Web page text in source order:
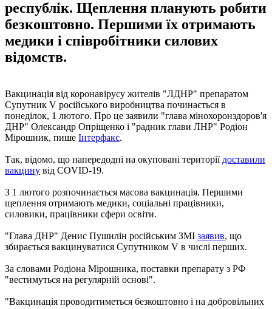
республік. Щеплення планують робити
безкоштовно. Першими їх отримають
медики і співробітники силових
відомств.
Вакцинація від коронавірусу жителів "ЛДНР" препаратом
Супутник V російського виробництва починається в
понеділок, 1 лютого. Про це заявили "глава мінохоронздоров'я
ДНР" Олександр Опріщенко і "радник глави ЛНР" Родіон
Мірошник, пише Інтерфакс.
Так, відомо, що напередодні на окуповані території доставили
вакцину від COVID-19.
З 1 лютого розпочинається масова вакцинація. Першими
щеплення отримають медики, соціальні працівники,
силовики, працівники сфери освіти.
"Глава ДНР" Денис Пушилін російським ЗМІ заявив, що
збирається вакцинуватися Супутником V в числі перших.
За словами Родіона Мірошника, поставки препарату з РФ
"вестимуться на регулярній основі".
"Вакцинація проводитиметься безкоштовно і на добровільних